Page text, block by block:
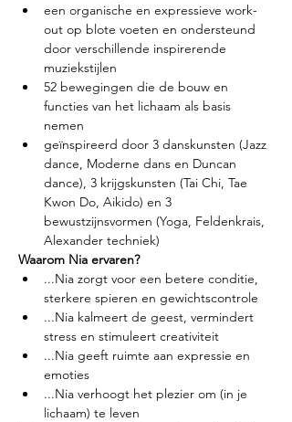
een organische en expressieve work-
out op blote voeten en ondersteund
door verschillende inspirerende
muziekstijlen
52 bewegingen die de bouw en
functies van het lichaam als basis
nemen
geïnspireerd door 3 danskunsten (Jazz
dance, Moderne dans en Duncan
dance), 3 krijgskunsten (Tai Chi, Tae
Kwon Do, Aikido) en 3
bewustzijnsvormen (Yoga, Feldenkrais,
Alexander techniek)
Waarom Nia ervaren?
...Nia zorgt voor een betere conditie,
sterkere spieren en gewichtscontrole
...Nia kalmeert de geest, vermindert
stress en stimuleert creativiteit
...Nia geeft ruimte aan expressie en
emoties
...Nia verhoogt het plezier om (in je
lichaam) te leven